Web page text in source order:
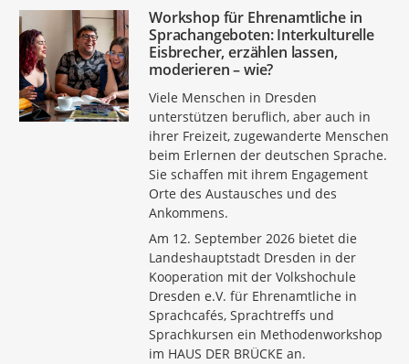
Workshop für Ehrenamtliche in
Sprachangeboten: Interkulturelle
Eisbrecher, erzählen lassen,
moderieren – wie?
Viele Menschen in Dresden
unterstützen beruflich, aber auch in
ihrer Freizeit, zugewanderte Menschen
beim Erlernen der deutschen Sprache.
Sie schaffen mit ihrem Engagement
Orte des Austausches und des
Ankommens.
Am 12. September 2026 bietet die
Landeshauptstadt Dresden in der
Kooperation mit der Volkshochule
Dresden e.V. für Ehrenamtliche in
Sprachcafés, Sprachtreffs und
Sprachkursen ein Methodenworkshop
im HAUS DER BRÜCKE an.